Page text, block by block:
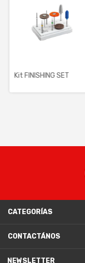
Kit FINISHING SET
CATEGORÍAS
CONTACTÁNOS
NEWSLETTER